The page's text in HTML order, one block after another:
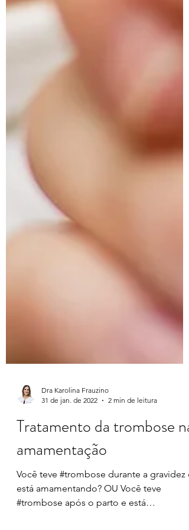
Dra Karolina Frauzino
31 de jan. de 2022
Tratamento da trombose na
amamentação